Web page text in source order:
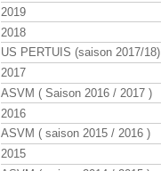
2019
2018
US PERTUIS (saison 2017/18)
2017
ASVM ( Saison 2016 / 2017 )
2016
ASVM ( saison 2015 / 2016 )
2015